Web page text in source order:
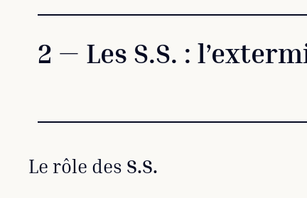
2 — Les S.S. :
Le rôle des S.S.